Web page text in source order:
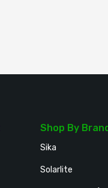
Shop By
Sika
Solarlite